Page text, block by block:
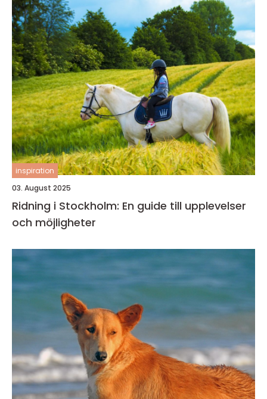
inspiration
03. August 2025
Ridning i Stockholm: En guide till upplevelser
och möjligheter